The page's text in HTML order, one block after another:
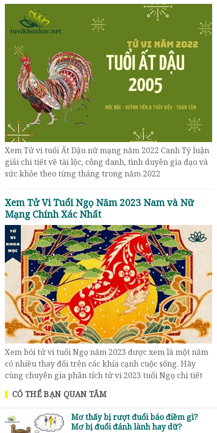
Xem Tử vi tuổi Ất Dậu nữ mạng năm 2022 Canh Tý luận
giải chi tiết về tài lộc, công danh, tình duyên gia đạo và
sức khỏe theo từng tháng trong năm 2022
Xem Tử Vi Tuổi Ngọ Năm 2023 Nam và Nữ
Mạng Chính Xác Nhất
Xem bói tử vi tuổi Ngọ năm 2023 được xem là một năm
có nhiều thay đổi trên các khía cạnh cuộc sống. Hãy
cùng chuyên gia phân tích tử vi 2023 tuổi Ngọ chi tiết
12 tháng trong năm.
CÓ THỂ BẠN QUAN TÂM
Mơ thấy bị rượt đuổi báo điềm gì?
Mơ bị đuổi đánh lành hay dữ?